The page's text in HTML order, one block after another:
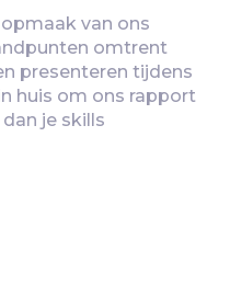
van ons
omtrent
presenteren tijdens
huis om ons rapport
je skills